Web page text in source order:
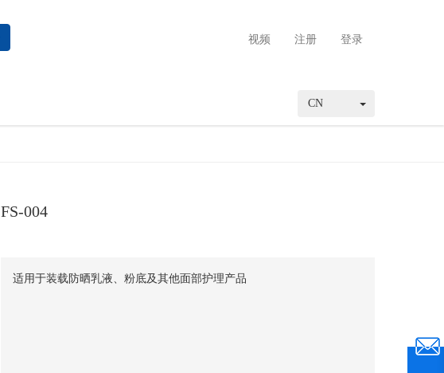
视频 注册 登录
CN
FS-004
适用于装载防晒乳液、粉底及其他面部护理产品